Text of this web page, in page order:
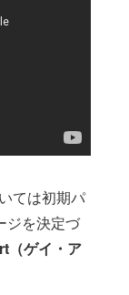
ては初期パ
ジを決定づ
（ゲイ・ア